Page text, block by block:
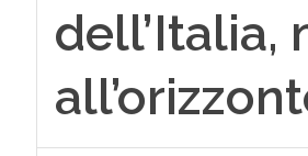
dell’Italia,